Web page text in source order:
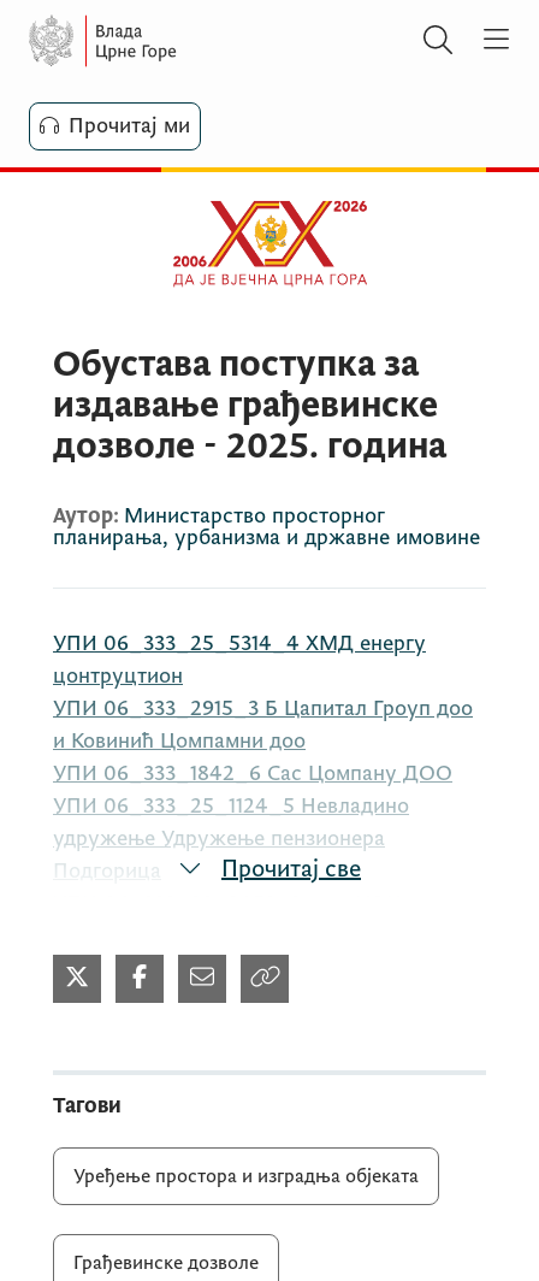
Прочитај ми
Обустава поступка за
издавање грађевинске
дозволе - 2025. година
Аутор: Министарство просторног
планирања, урбанизма и државне имовине
УПИ 06_333_25_5314_4 ХМД енергy
цонтруцтион
УПИ 06_333_2915_3 Б Цапитал Гроуп доо
и Ковинић Цомпамни доо
УПИ 06_333_1842_6 Сас Цомпанy ДОО
УПИ 06_333_25_1124_5 Невладино
удружење Удружење пензионера
Подгорица
ДОО
УПИ 06_333_25_1466_3 Министарство
УПИ 06_333_25_1555_3 Рходерицк тамара
Прочитај све
Тагови
Уређење простора и изградња објеката
Грађевинске дозволе